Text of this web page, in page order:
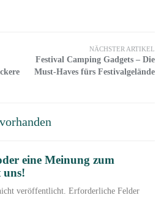
NÄCHSTER ARTIKEL
Festival Camping Gadgets – Die
Must-Haves fürs Festivalgelände
eine Meinung zum
uns!
veröffentlicht. Erforderliche Felder